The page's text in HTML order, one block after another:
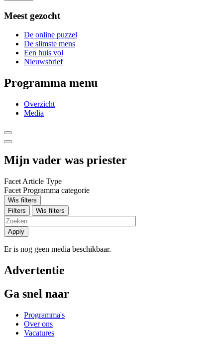
Meest gezocht
De online puzzel
De slimste mens
Een huis vol
Nieuwsbrief
Programma menu
Overzicht
Media
Mijn vader was priester
Facet Article Type
Facet Programma categorie
Wis filters
Filters
Wis filters
Apply
Er is nog geen media beschikbaar.
Advertentie
Ga snel naar
Programma's
Over ons
Vacatures